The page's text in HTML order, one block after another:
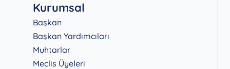
Kurumsal
Başkan
Başkan Yardımcıları
Muhtarlar
Meclis Üyeleri